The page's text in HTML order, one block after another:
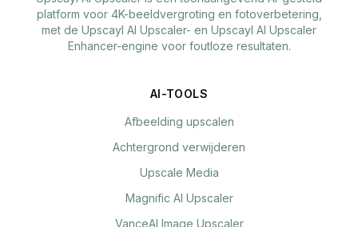
platform voor 4K-beeldvergroting en fotoverbetering,
met de Upscayl AI Upscaler- en Upscayl AI Upscaler
Enhancer-engine voor foutloze resultaten.
AI-TOOLS
Afbeelding upscalen
Achtergrond verwijderen
Upscale Media
Magnific AI Upscaler
VanceAI Image Upscaler